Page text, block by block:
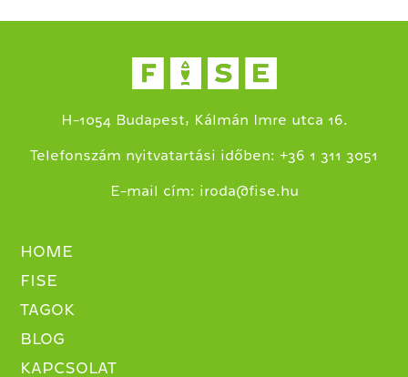
H-1054 Budapest, Kálmán Imre utca 16.
Telefonszám nyitvatartási időben: +36 1 311 3051
E-mail cím: iroda@fise.hu
HOME
FISE
TAGOK
BLOG
KAPCSOLAT